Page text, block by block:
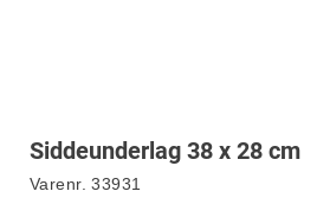
Siddeunderlag 38 x 28 cm
Varenr. 33931